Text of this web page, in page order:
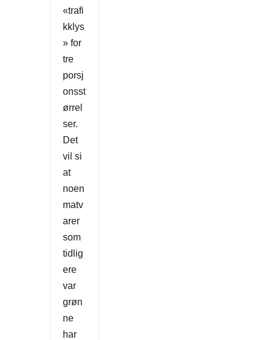
«trafi
kklys
» for
tre
porsj
onsst
ørrel
ser.
Det
vil si
at
noen
matv
arer
som
tidlig
ere
var
grøn
ne
har